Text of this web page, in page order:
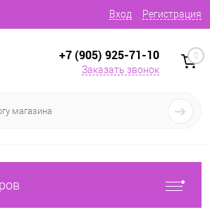
Вход Регистрация
+7 (905) 925-71-10
Заказать звонок
0